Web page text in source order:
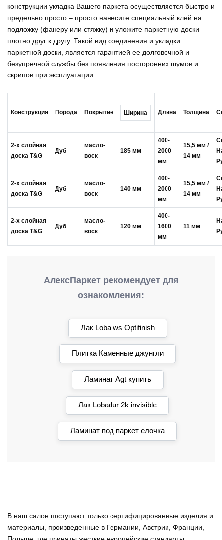
конструкции укладка Вашего паркета осуществляется быстро и
предельно просто – просто нанесите специальный клей на
подложку (фанеру или стяжку) и уложите паркетную доски
плотно друг к другу. Такой вид соединения и укладки
паркетной доски, является гарантией ее долговечной и
безупречной службы без появления посторонних шумов и
скрипов при эксплуатации.
Конструкция Порода Покрытие Ширина Длина Толщина
2-х слойная
доска T&G
Дуб
масло-
воск
185 мм
400-
2000
мм
15,5 мм /
14 мм
2-х слойная
доска T&G
Дуб
масло-
воск
140 мм
400-
2000
мм
15,5 мм /
14 мм
2-х слойная
доска T&G
Дуб
масло-
воск
120 мм
400-
1600
мм
11 мм
АлексПаркет рекомендует для
ознакомления:
Лак Loba ws Optifinish
Плитка Каменные джунгли
Ламинат Agt купить
Лак Lobadur 2k invisible
Ламинат под паркет елочка
В наш салон поступают только сертифицированные изделия и
материалы, произведенные в Германии, Австрии, Франции,